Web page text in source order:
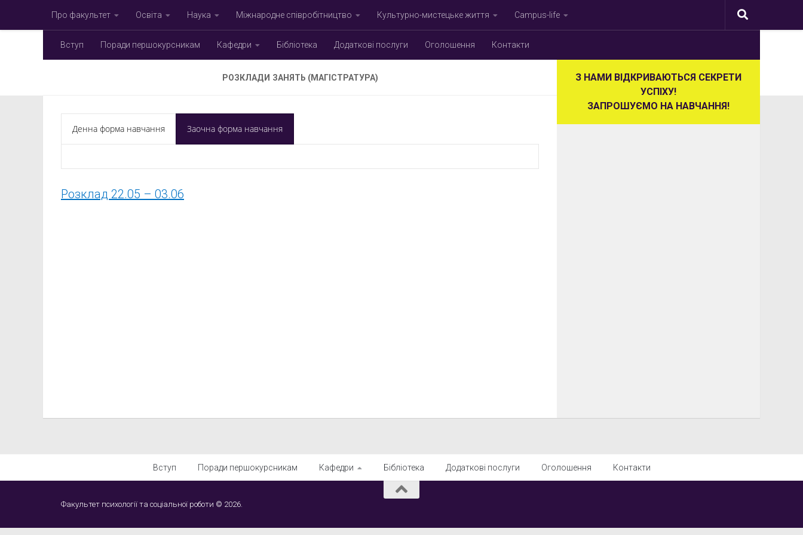
Skip to contentПро факультет Освіта Наука Міжнародне співробітництво Культурно-мистецьке життя Campus-life
Вступ Поради першокурсникам Кафедри Бібліотека Додаткові послуги Оголошення Контакти
РОЗКЛАДИ ЗАНЯТЬ (МАГІСТРАТУРА)
Денна форма навчання Заочна форма навчання
Розклад 22.05 – 03.06
З НАМИ ВІДКРИВАЮТЬСЯ СЕКРЕТИ
УСПІХУ!
ЗАПРОШУЄМО НА НАВЧАННЯ!
Вступ Поради першокурсникам Кафедри Бібліотека Додаткові послуги Оголошення Контакти
Факультет психології та соціальної роботи © 2026.